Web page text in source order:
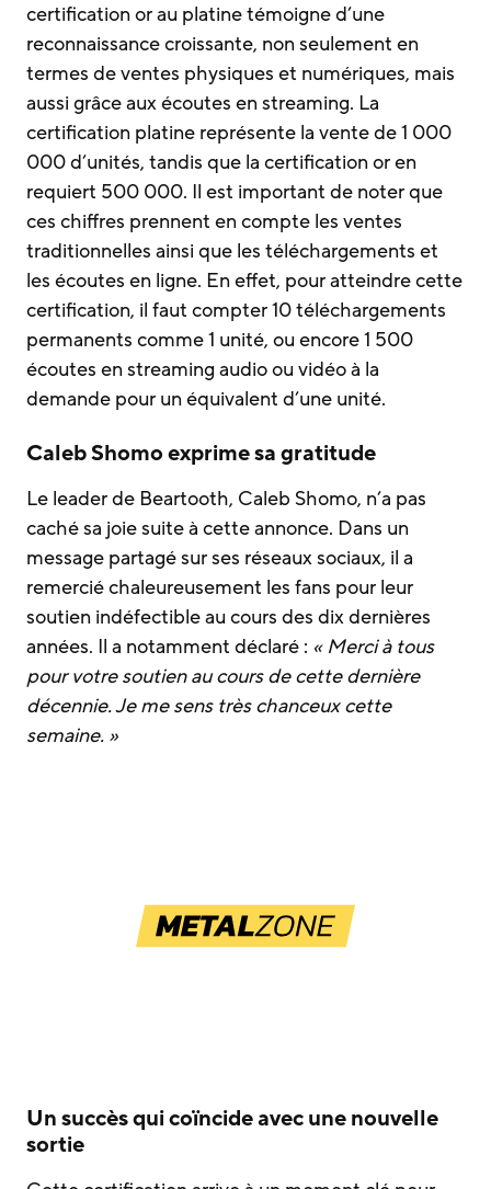
certification or au platine témoigne d’une
reconnaissance croissante, non seulement en
termes de ventes physiques et numériques, mais
aussi grâce aux écoutes en streaming. La
certification platine représente la vente de 1 000
000 d’unités, tandis que la certification or en
requiert 500 000. Il est important de noter que
ces chiffres prennent en compte les ventes
traditionnelles ainsi que les téléchargements et
les écoutes en ligne. En effet, pour atteindre cette
certification, il faut compter 10 téléchargements
permanents comme 1 unité, ou encore 1 500
écoutes en streaming audio ou vidéo à la
demande pour un équivalent d’une unité.
Caleb Shomo exprime sa gratitude
Le leader de Beartooth, Caleb Shomo, n’a pas
caché sa joie suite à cette annonce. Dans un
message partagé sur ses réseaux sociaux, il a
remercié chaleureusement les fans pour leur
soutien indéfectible au cours des dix dernières
années. Il a notamment déclaré : « Merci à tous
pour votre soutien au cours de cette dernière
décennie. Je me sens très chanceux cette
semaine. »
Un succès qui coïncide avec une nouvelle
sortie